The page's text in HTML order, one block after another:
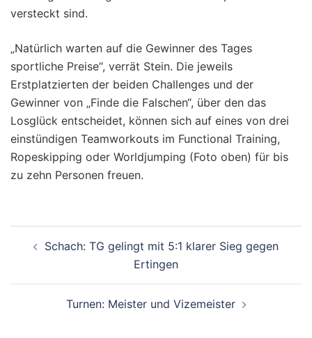
versteckt sind.
„Natürlich warten auf die Gewinner des Tages
sportliche Preise“, verrät Stein. Die jeweils
Erstplatzierten der beiden Challenges und der
Gewinner von „Finde die Falschen“, über den das
Losglück entscheidet, können sich auf eines von drei
einstündigen Teamworkouts im Functional Training,
Ropeskipping oder Worldjumping (Foto oben) für bis
zu zehn Personen freuen.
Schach: TG gelingt mit 5:1 klarer Sieg gegen
Ertingen
Turnen: Meister und Vizemeister